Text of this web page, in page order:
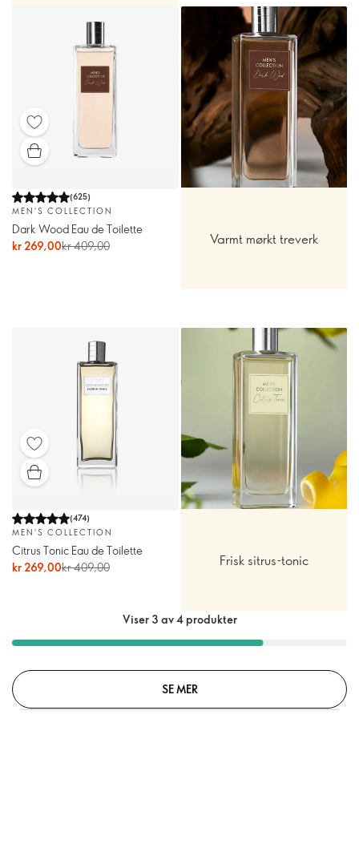
(625)
MEN'S COLLECTION
Dark Wood Eau de Toilette
kr 269,00kr 409,00 Varmt mørkt treverk
(474)
MEN'S COLLECTION
Citrus Tonic Eau de Toilette
kr 269,00kr 409,00 Frisk sitrus-tonic
Viser 3 av 4 produkter
SE MER